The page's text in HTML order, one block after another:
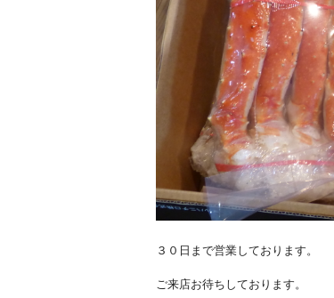
３０日まで営業しております。
ご来店お待ちしております。